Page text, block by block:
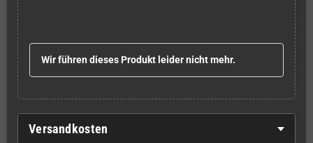
Wir führen dieses Produkt leider nicht mehr.
Versandkosten